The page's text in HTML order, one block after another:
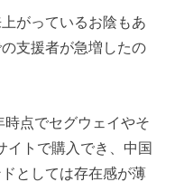
がっているお陰もあ
支援者が急増したの
点でセグウェイやそ
イトで購入でき、中国
としては存在感が薄